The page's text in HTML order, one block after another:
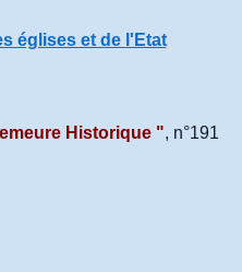
églises et de l'Etat
Historique ", n°191